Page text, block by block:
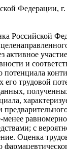
Федерации,
Российской
активное
и
потенциала
его трудовой
менее
с
Оценка